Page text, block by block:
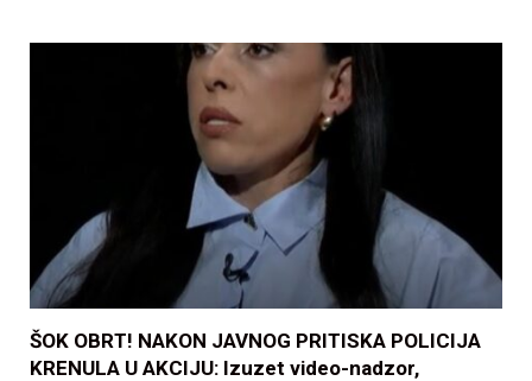
ŠOK OBRT! NAKON JAVNOG PRITISKA POLICIJA
KRENULA U AKCIJU: Izuzet video-nadzor,